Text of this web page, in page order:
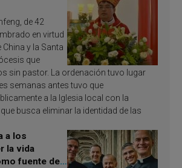
de 42
en virtud
y la Santa
que
sin pastor. La ordenación tuvo lugar
semanas antes tuvo que
a la Iglesia local con la
busca eliminar la identidad de las
a los
la vida
fuente de